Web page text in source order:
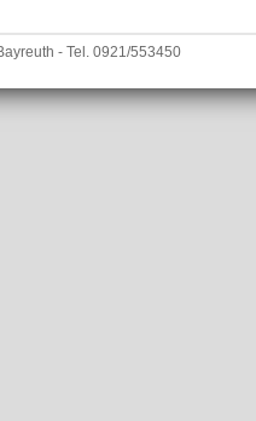
- Tel. 0921/553450